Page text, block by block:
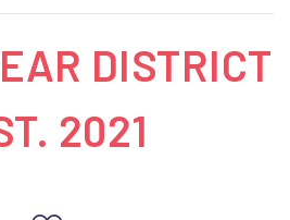
DISTRICT
2021